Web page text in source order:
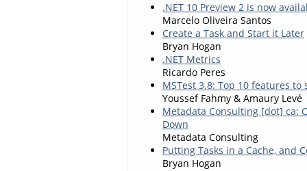
.NET 10 Preview 2 is now
Marcelo Oliveira Santos
Create a Task and Start it Later
Bryan Hogan
.NET Metrics
Ricardo Peres
MSTest 3.8: Top 10 features
Youssef Fahmy & Amaury Levé
Metadata Consulting [dot] ca:
Down
Metadata Consulting
Putting Tasks in a Cache, and
Bryan Hogan